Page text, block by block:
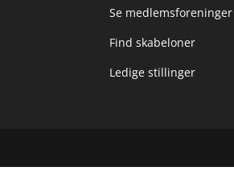
Se medlemsforeninger
Find skabeloner
Ledige stillinger